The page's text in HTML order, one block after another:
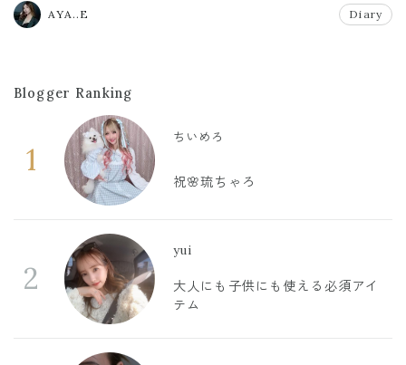
AYA..E Diary
Blogger Ranking
1
ちいめろ
祝🌸琉ちゃろ
2
yui
大人にも子供にも使える必須アイ
テム